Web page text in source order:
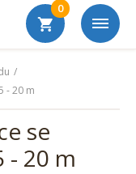
0
- 20 m
se
- 20 m